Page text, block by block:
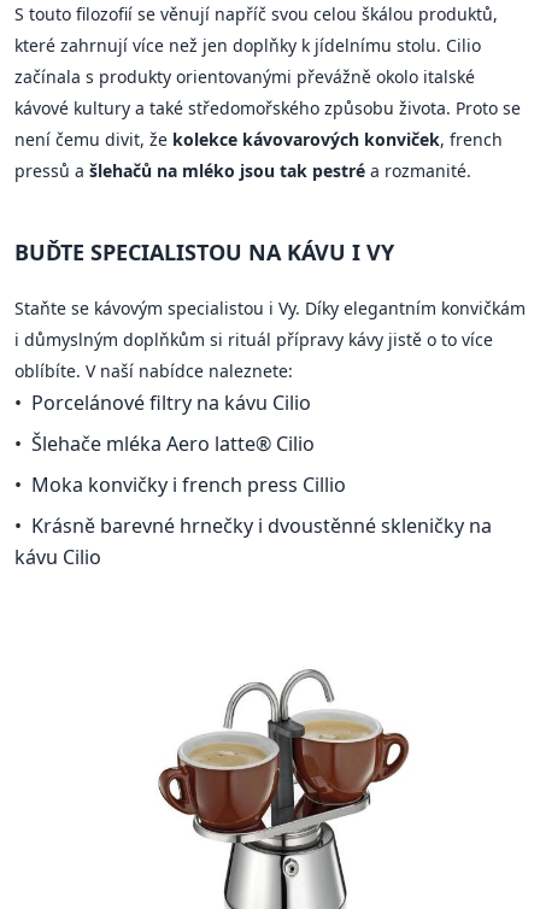
S touto filozofií se věnují napříč svou celou škálou produktů,
které zahrnují více než jen doplňky k jídelnímu stolu. Cilio
začínala s produkty orientovanými převážně okolo italské
kávové kultury a také středomořského způsobu života. Proto se
není čemu divit, že kolekce kávovarových konviček, french
pressů a šlehačů na mléko jsou tak pestré a rozmanité.
BUĎTE SPECIALISTOU NA KÁVU I VY
Staňte se kávovým specialistou i Vy. Díky elegantním konvičkám
i důmyslným doplňkům si rituál přípravy kávy jistě o to více
oblíbíte. V naší nabídce naleznete:
Porcelánové filtry na kávu Cilio
Šlehače mléka Aero latte® Cilio
Moka konvičky i french press Cillio
Krásně barevné hrnečky i dvoustěnné skleničky na
kávu Cilio